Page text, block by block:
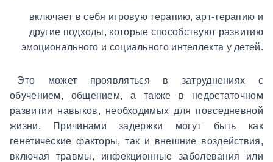
включает в себя игровую терапию, арт-терапию и
другие подходы, которые способствуют развитию
эмоционального и социального интеллекта у детей.
Это может проявляться в затруднениях с
обучением, общением, а также в недостаточном
развитии навыков, необходимых для повседневной
жизни. Причинами задержки могут быть как
генетические факторы, так и внешние воздействия,
включая травмы, инфекционные заболевания или